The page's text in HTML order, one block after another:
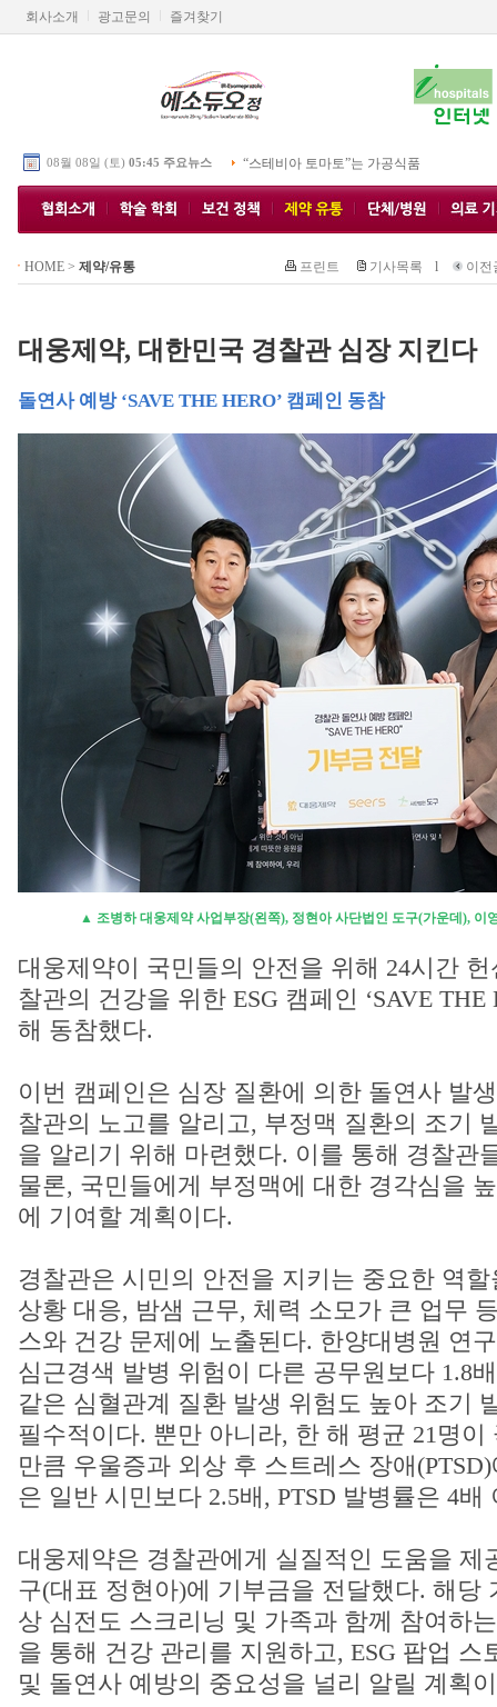
회사소개 광고문의 즐겨찾기
08월 08일 (토) 05:45 주요뉴스 “스테비아 토마토”는 가공식품
HOME> 제약/유통 프린트 기사목록 l 이전
대웅제약, 대한민국 경찰관 심장 지킨다
돌연사 예방 ‘SAVE THE HERO’ 캠페인 동참
▲ 조병하 대웅제약 사업부장(왼쪽), 정현아 사단법인 도구(가운데), 이
대웅제약이 국민들의 안전을 위해 24시간
찰관의 건강을 위한 ESG 캠페인 ‘SAVE THE
해 동참했다.
이번 캠페인은 심장 질환에 의한 돌연사 발
찰관의 노고를 알리고, 부정맥 질환의 조기
을 알리기 위해 마련했다. 이를 통해 경찰관
물론, 국민들에게 부정맥에 대한 경각심을
에 기여할 계획이다.
경찰관은 시민의 안전을 지키는 중요한 역
상황 대응, 밤샘 근무, 체력 소모가 큰 업무
스와 건강 문제에 노출된다. 한양대병원 연
심근경색 발병 위험이 다른 공무원보다 1.8
같은 심혈관계 질환 발생 위험도 높아 조기
필수적이다. 뿐만 아니라, 한 해 평균 21명이
만큼 우울증과 외상 후 스트레스 장애
은 일반 시민보다 2.5배, PTSD 발병률은 4배
대웅제약은 경찰관에게 실질적인 도움을 제
구(대표 정현아)에 기부금을 전달했다. 해당
상 심전도 스크리닝 및 가족과 함께 참여하
을 통해 건강 관리를 지원하고, ESG 팝업 스
및 돌연사 예방의 중요성을 널리 알릴 계획